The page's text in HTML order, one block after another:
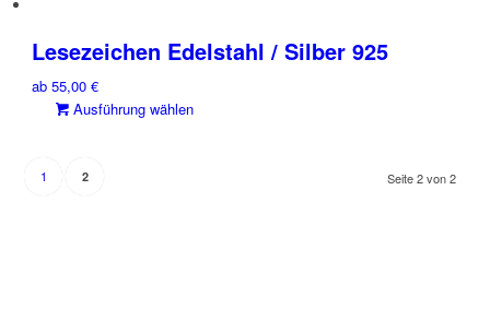
Lesezeichen Edelstahl / Silber 925
ab55,00€
Ausführung wählen
Seite 2 von 2
1 2